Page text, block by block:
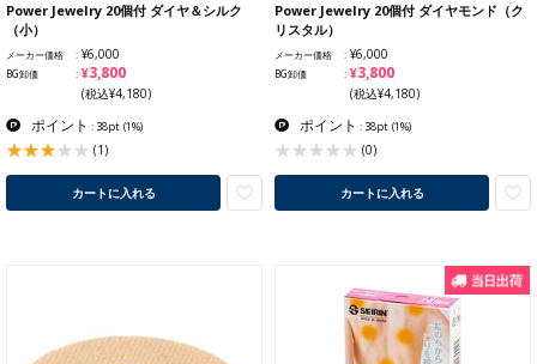
Power Jewelry 20個付 ダイヤ＆シルク
（小）
メーカー価格 ¥6,000
BG卸価 ¥3,800
(税込¥4,180)
ポイント : 38pt (1%)
(1)
カートに入れる
Power Jewelry 20個付 ダイヤモンド（ク
リスタル）
メーカー価格 ¥6,000
BG卸価 ¥3,800
(税込¥4,180)
ポイント : 38pt (1%)
(0)
カートに入れる